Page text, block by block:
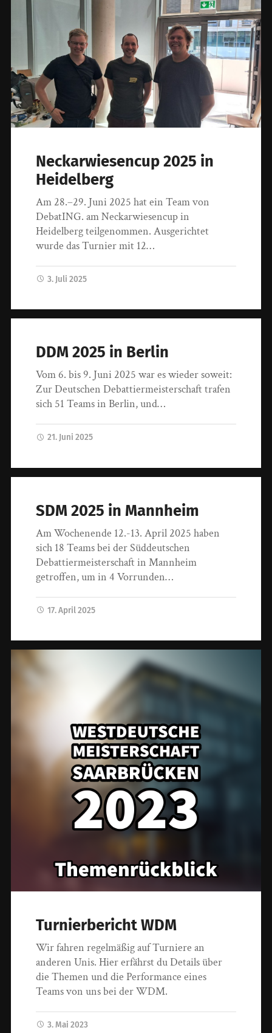
Neckarwiesencup 2025 in
Heidelberg
Am 28.–29. Juni 2025 hat ein Team von
DebatING. am Neckarwiesencup in
Heidelberg teilgenommen. Ausgerichtet
wurde das Turnier mit 12…
3. Juli 2025
DDM 2025 in Berlin
Vom 6. bis 9. Juni 2025 war es wieder soweit:
Zur Deutschen Debattiermeisterschaft trafen
sich 51 Teams in Berlin, und…
21. Juni 2025
SDM 2025 in Mannheim
Am Wochenende 12.-13. April 2025 haben
sich 18 Teams bei der Süddeutschen
Debattiermeisterschaft in Mannheim
getroffen, um in 4 Vorrunden…
17. April 2025
Turnierbericht WDM
Wir fahren regelmäßig auf Turniere an
anderen Unis. Hier erfährst du Details über
die Themen und die Performance eines
Teams von uns bei der WDM.
3. Mai 2023